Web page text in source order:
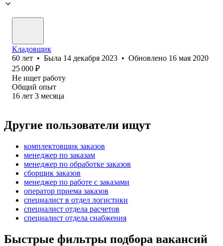
Кладовщик
60 лет • Была 14 декабря 2023 • Обновлено 16 мая 2020
25 000 ₽
Не ищет работу
Общий опыт
16 лет 3 месяца
Другие пользователи ищут
комплектовщик заказов
менеджер по заказам
менеджер по обработке заказов
сборщик заказов
менеджер по работе с заказами
оператор приема заказов
специалист в отдел логистики
специалист отдела расчетов
специалист отдела снабжения
Быстрые фильтры подбора вакансий